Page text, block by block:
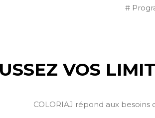
#
VOS
COLORIAJ répond aux besoins